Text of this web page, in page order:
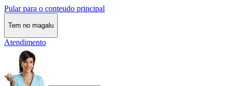
Pular para o conteudo principal
Tem no magalu
Atendimento